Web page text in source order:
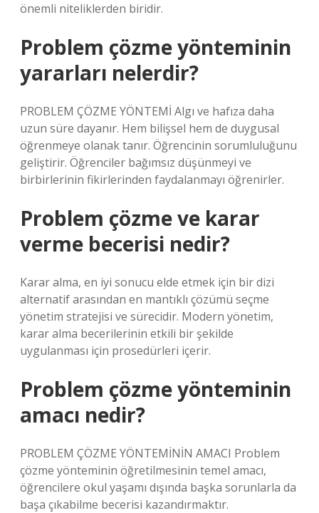
önemli niteliklerden biridir.
Problem çözme yönteminin
yararları nelerdir?
PROBLEM ÇÖZME YÖNTEMİ Algı ve hafıza daha
uzun süre dayanır. Hem bilişsel hem de duygusal
öğrenmeye olanak tanır. Öğrencinin sorumluluğunu
geliştirir. Öğrenciler bağımsız düşünmeyi ve
birbirlerinin fikirlerinden faydalanmayı öğrenirler.
Problem çözme ve karar
verme becerisi nedir?
Karar alma, en iyi sonucu elde etmek için bir dizi
alternatif arasından en mantıklı çözümü seçme
yönetim stratejisi ve sürecidir. Modern yönetim,
karar alma becerilerinin etkili bir şekilde
uygulanması için prosedürleri içerir.
Problem çözme yönteminin
amacı nedir?
PROBLEM ÇÖZME YÖNTEMİNİN AMACI Problem
çözme yönteminin öğretilmesinin temel amacı,
öğrencilere okul yaşamı dışında başka sorunlarla da
başa çıkabilme becerisi kazandırmaktır.